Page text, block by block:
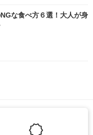
な食べ方６選！大人が身